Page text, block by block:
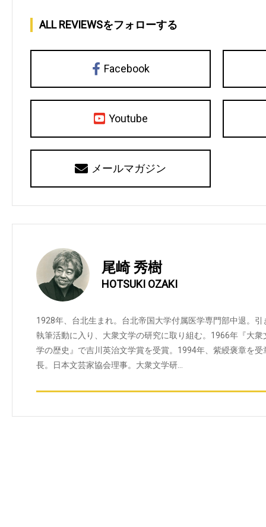
ALL REVIEWSをフォローする
Facebook
Youtube
メールマガジン
尾崎 秀樹
HOTSUKI OZAKI
1928年、台北生まれ。台北帝国大学付属医学専門部中退。
執筆活動に入り、大衆文学の研究に取り組む。1966年『大
学の歴史』で吉川英治文学賞を受賞。1994年、紫綬褒章を
長。日本文芸家協会理事。大衆文学研…